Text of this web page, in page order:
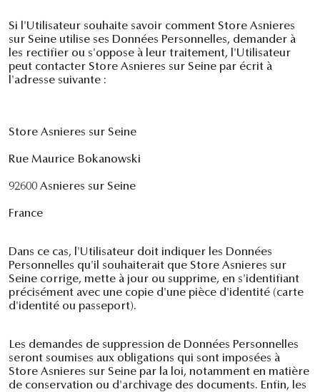
Si l'Utilisateur souhaite savoir comment Store Asnieres
sur Seine utilise ses Données Personnelles, demander à
les rectifier ou s'oppose à leur traitement, l'Utilisateur
peut contacter Store Asnieres sur Seine par écrit à
l'adresse suivante :
Store Asnieres sur Seine
Rue Maurice Bokanowski
92600 Asnieres sur Seine
France
Dans ce cas, l'Utilisateur doit indiquer les Données
Personnelles qu'il souhaiterait que Store Asnieres sur
Seine corrige, mette à jour ou supprime, en s'identifiant
précisément avec une copie d'une pièce d'identité (carte
d'identité ou passeport).
Les demandes de suppression de Données Personnelles
seront soumises aux obligations qui sont imposées à
Store Asnieres sur Seine par la loi, notamment en matière
de conservation ou d'archivage des documents. Enfin, les